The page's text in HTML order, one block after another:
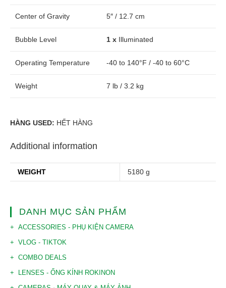
Center of Gravity 5″ / 12.7 cm
Bubble Level 1 x Illuminated
Operating Temperature -40 to 140°F / -40 to 60°C
Weight 7 lb / 3.2 kg
HÀNG USED: HẾT HÀNG
Additional information
WEIGHT 5180 g
DANH MỤC SẢN PHẨM
ACCESSORIES - PHỤ KIỆN CAMERA
VLOG - TIKTOK
COMBO DEALS
LENSES - ỐNG KÍNH ROKINON